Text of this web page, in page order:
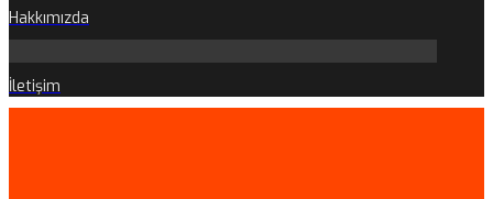
Hakkımızda
İletişim